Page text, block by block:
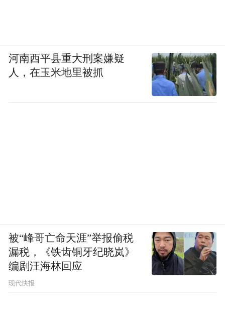
河南西平县重大刑案嫌疑
人，在玉米地里被抓
被“峰哥亡命天涯”举报偷税
漏税，《铁齿铜牙纪晓岚》
编剧汪海林回应
现代快报